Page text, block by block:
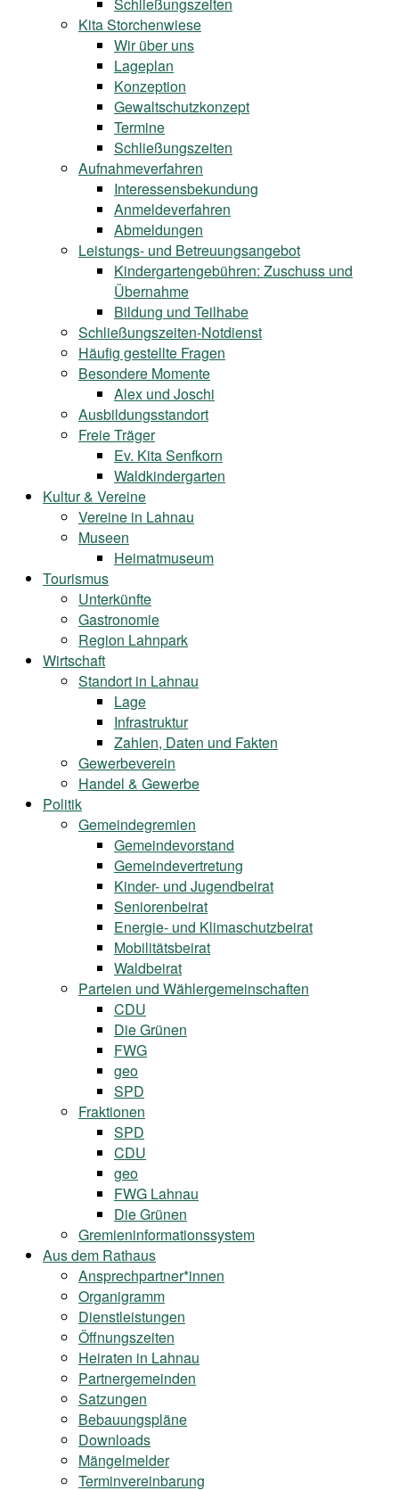
Kita Storchenwiese
Wir über uns
Lageplan
Konzeption
Gewaltschutzkonzept
Termine
Schließungszeiten
Aufnahmeverfahren
Interessensbekundung
Anmeldeverfahren
Abmeldungen
Leistungs- und Betreuungsangebot
Kindergartengebühren: Zuschuss und
Übernahme
Bildung und Teilhabe
Schließungszeiten-Notdienst
Häufig gestellte Fragen
Besondere Momente
Alex und Joschi
Ausbildungsstandort
Freie Träger
Ev. Kita Senfkorn
Waldkindergarten
Kultur & Vereine
Vereine in Lahnau
Museen
Heimatmuseum
Tourismus
Unterkünfte
Gastronomie
Region Lahnpark
Wirtschaft
Standort in Lahnau
Lage
Infrastruktur
Zahlen, Daten und Fakten
Gewerbeverein
Handel & Gewerbe
Politik
Gemeindegremien
Gemeindevorstand
Gemeindevertretung
Kinder- und Jugendbeirat
Seniorenbeirat
Energie- und Klimaschutzbeirat
Mobilitätsbeirat
Waldbeirat
Parteien und Wählergemeinschaften
CDU
Die Grünen
FWG
geo
SPD
Fraktionen
SPD
CDU
geo
FWG Lahnau
Die Grünen
Gremieninformationssystem
Aus dem Rathaus
Ansprechpartner*innen
Organigramm
Dienstleistungen
Öffnungszeiten
Heiraten in Lahnau
Partnergemeinden
Satzungen
Bebauungspläne
Downloads
Mängelmelder
Terminvereinbarung